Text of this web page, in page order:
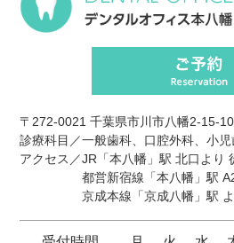
〒272-0021 千葉県市川市八幡2-15-
診療科目／一般歯科、口腔外科、小
アクセス／JR 「本八幡」駅 北口より
都営新宿線 「本八幡」駅
京成本線 「京成八幡」駅